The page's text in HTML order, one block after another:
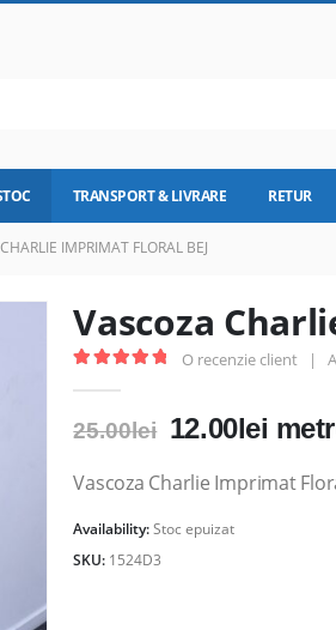
TRANSPORT & LIVRARE RETUR
IMPRIMAT FLORAL BEJ
Vascoza
O recenzie client |
25.00lei Prețul
a
25.00lei.
12.00lei
este:
Vascoza Charlie Imprimat
Availability:Stoc epuizat
SKU: 1524D3